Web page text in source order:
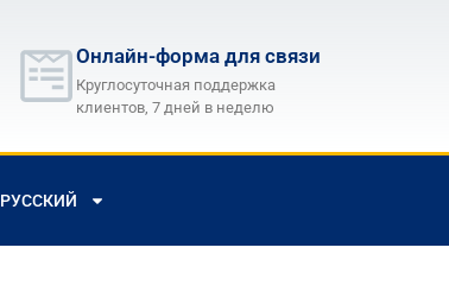
Онлайн-форма для связи
Круглосуточная поддержка
клиентов, 7 дней в неделю
РУССКИЙ